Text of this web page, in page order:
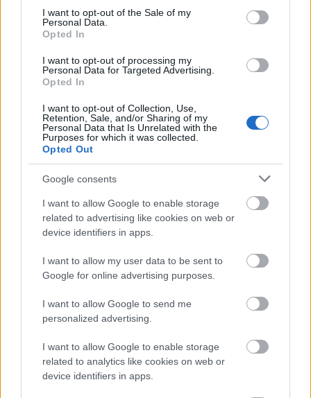
consent section.
I want to opt-out of the Sale of my
Personal Data.
Opted In
I want to opt-out of processing my
Personal Data for Targeted Advertising.
Opted In
I want to opt-out of Collection, Use,
Retention, Sale, and/or Sharing of my
Personal Data that Is Unrelated with the
Purposes for which it was collected.
Opted Out
Google consents
I want to allow Google to enable storage
related to advertising like cookies on web or
device identifiers in apps.
I want to allow my user data to be sent to
Google for online advertising purposes.
I want to allow Google to send me
personalized advertising.
I want to allow Google to enable storage
related to analytics like cookies on web or
device identifiers in apps.
Ti válaszoltatok... (mi meg
válaszolunk nektek)
danialves•2015. augusztus 06.
Köszönjük szépen mindenkinek, aki vette a
fáradságot a kérdőívünk kitöltésére, amelyet ezzel
lezárnánk, és reagálnánk az ezen keresztül érkezett
javaslatokra.Az…